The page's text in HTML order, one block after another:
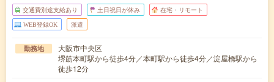
交通費別途支給あり 土日祝日が休み 在宅・リモート
WEB登録OK 派遣
勤務地
大阪市中央区
堺筋本町駅から徒歩4分／本町駅から徒歩4分／淀屋橋駅から
徒歩12分